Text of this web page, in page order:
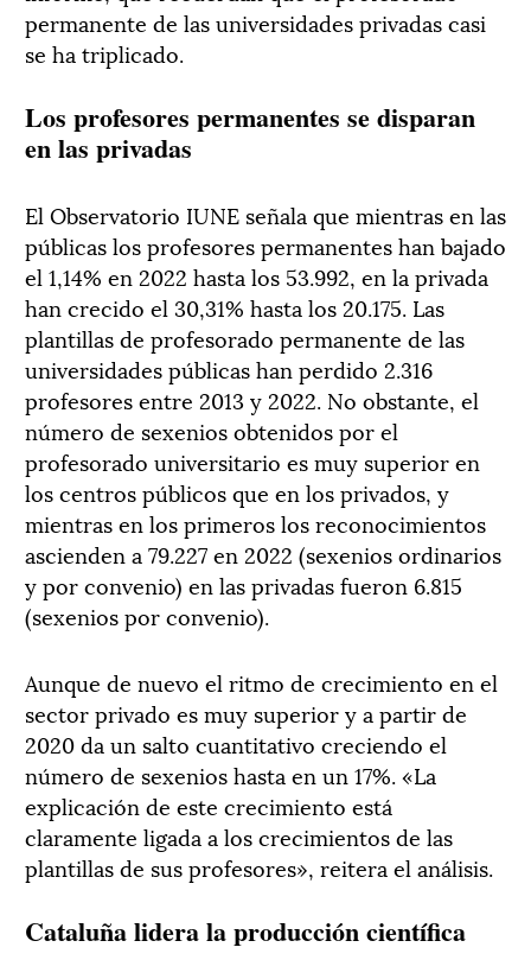
permanente de las universidades privadas casi
se ha triplicado.
Los profesores permanentes se disparan
en las privadas
El Observatorio IUNE señala que mientras en las
públicas los profesores permanentes han bajado
el 1,14% en 2022 hasta los 53.992, en la privada
han crecido el 30,31% hasta los 20.175. Las
plantillas de profesorado permanente de las
universidades públicas han perdido 2.316
profesores entre 2013 y 2022. No obstante, el
número de sexenios obtenidos por el
profesorado universitario es muy superior en
los centros públicos que en los privados, y
mientras en los primeros los reconocimientos
ascienden a 79.227 en 2022 (sexenios ordinarios
y por convenio) en las privadas fueron 6.815
(sexenios por convenio).
Aunque de nuevo el ritmo de crecimiento en el
sector privado es muy superior y a partir de
2020 da un salto cuantitativo creciendo el
número de sexenios hasta en un 17%. «La
explicación de este crecimiento está
claramente ligada a los crecimientos de las
plantillas de sus profesores», reitera el análisis.
Cataluña lidera la producción científica